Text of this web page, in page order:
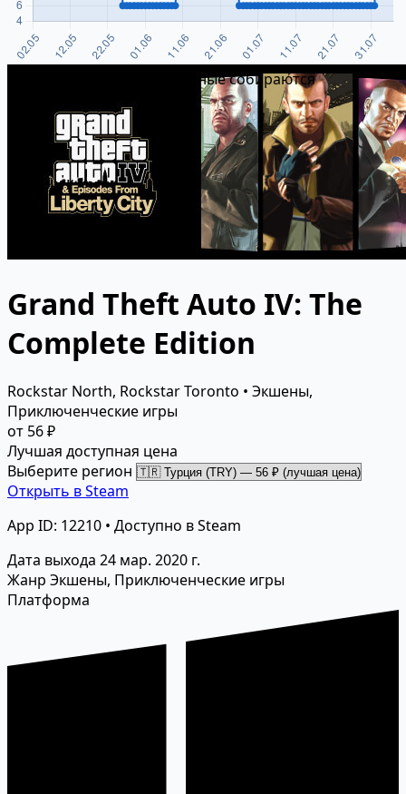
Истории цен пока нет. Данные собираются
Grand Theft Auto IV: The
Complete Edition
Rockstar North, Rockstar Toronto • Экшены,
Приключенческие игры
от 56 ₽
Лучшая доступная цена
Выберите регион
Открыть в Steam
App ID: 12210 • Доступно в Steam
Дата выхода 24 мар. 2020 г.
Жанр Экшены, Приключенческие игры
Платформа